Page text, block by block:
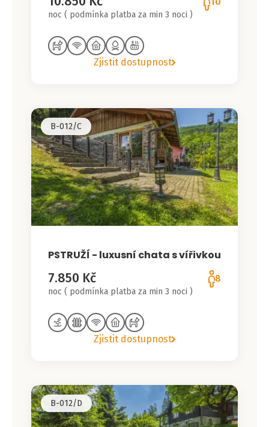
noc ( podmínka platba za min 3 noci )
Zjistit dostupnost
B-012/C
PSTRUŽÍ - luxusní chata s vířivkou
7.850 Kč
noc ( podmínka platba za min 3 noci )
8
Zjistit dostupnost
B-012/D